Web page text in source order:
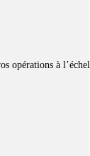
opérations à